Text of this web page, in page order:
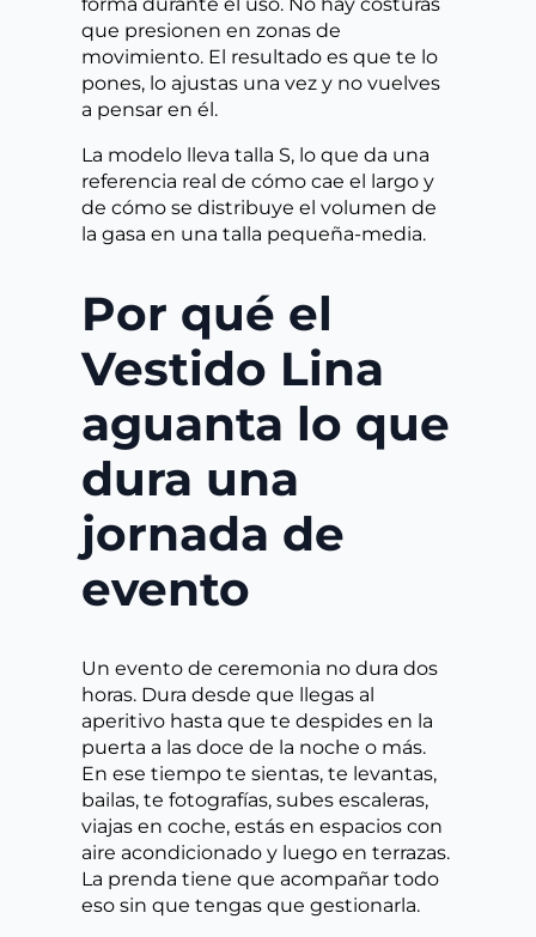
que presionen en zonas de
movimiento. El resultado es que te lo
pones, lo ajustas una vez y no vuelves
a pensar en él.
La modelo lleva talla S, lo que da una
referencia real de cómo cae el largo y
de cómo se distribuye el volumen de
la gasa en una talla pequeña-media.
Por qué el
Vestido Lina
aguanta lo que
dura una
jornada de
evento
Un evento de ceremonia no dura dos
horas. Dura desde que llegas al
aperitivo hasta que te despides en la
puerta a las doce de la noche o más.
En ese tiempo te sientas, te levantas,
bailas, te fotografías, subes escaleras,
viajas en coche, estás en espacios con
aire acondicionado y luego en terrazas.
La prenda tiene que acompañar todo
eso sin que tengas que gestionarla.